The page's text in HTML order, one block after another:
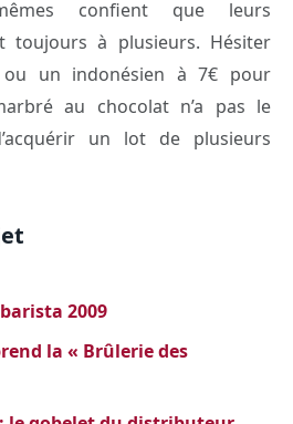
confient que leurs
toujours à plusieurs. Hésiter
un indonésien à 7€ pour
au chocolat n’a pas le
un lot de plusieurs
2009
la « Brûlerie des